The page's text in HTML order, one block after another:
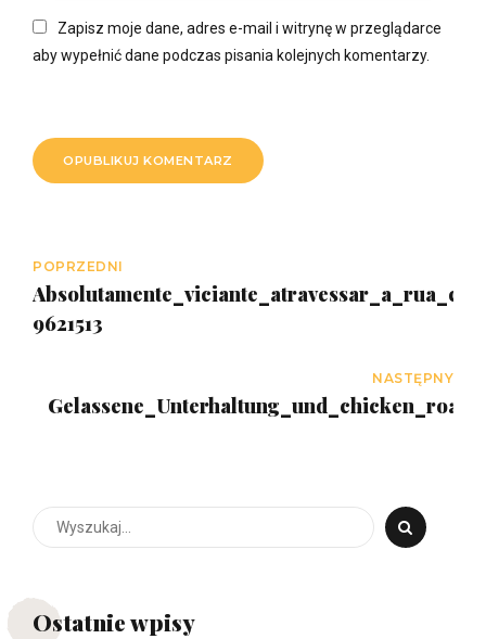
Zapisz moje dane, adres e-mail i witrynę w przeglądarce
aby wypełnić dane podczas pisania kolejnych komentarzy.
OPUBLIKUJ KOMENTARZ
POPRZEDNI
9621513
NASTĘPNY
Ostatnie wpisy